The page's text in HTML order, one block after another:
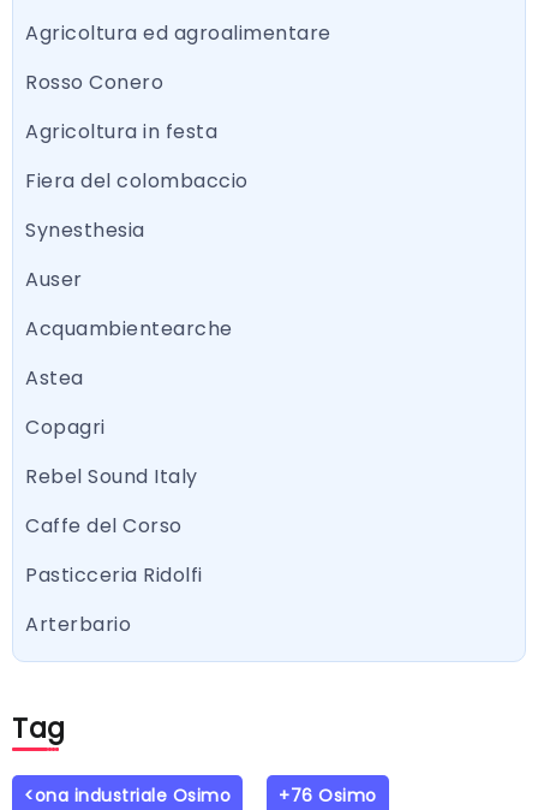
Agricoltura ed agroalimentare
Rosso Conero
Agricoltura in festa
Fiera del colombaccio
Synesthesia
Auser
Acquambientearche
Astea
Copagri
Rebel Sound Italy
Caffe del Corso
Pasticceria Ridolfi
Arterbario
Tag
<ona industriale Osimo +76 Osimo